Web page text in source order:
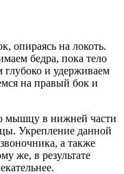
опираясь на локоть.
бедра, пока тело
и удерживаем
на правый бок и
мышцу в нижней части
Укрепление данной
а также
же, в результате